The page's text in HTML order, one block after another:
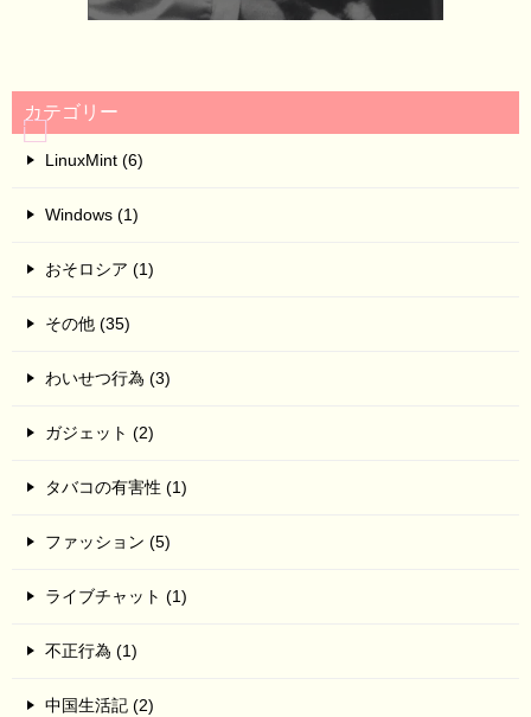
カテゴリー
LinuxMint (6)
Windows (1)
おそロシア (1)
その他 (35)
わいせつ行為 (3)
ガジェット (2)
タバコの有害性 (1)
ファッション (5)
ライブチャット (1)
不正行為 (1)
中国生活記 (2)